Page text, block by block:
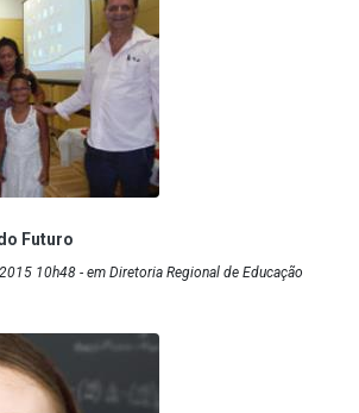
Futuro
10h48 - em Diretoria Regional de Educação